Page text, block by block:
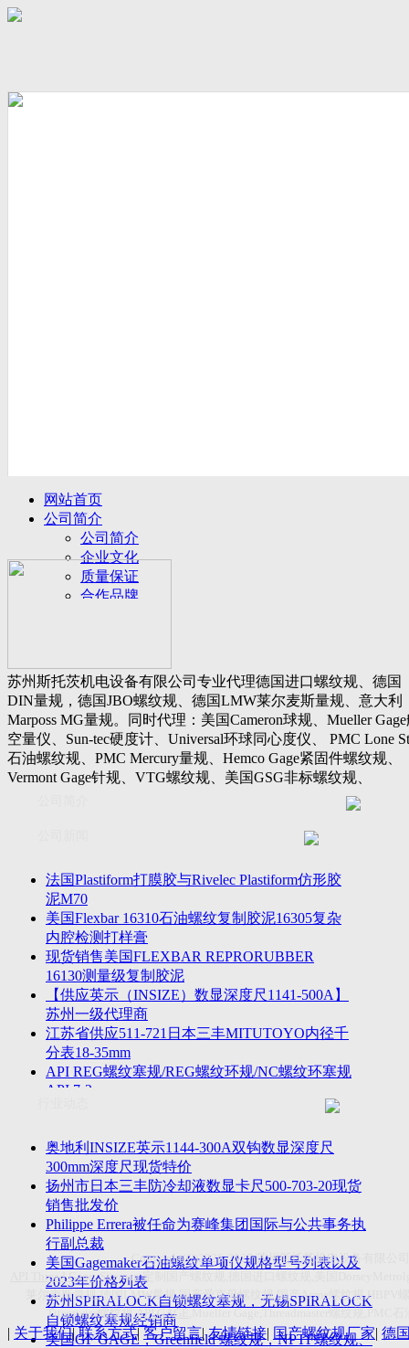
网站首页
公司简介
公司简介
企业文化
质量保证
合作品牌
公司新闻
行业动态
设备展厅
资料下载
视频下载
资料下载
软件下载
苏州斯托茨机电设备有限公司专业代理德国进口螺纹规、德国
DIN量规，德国JBO螺纹规、德国LMW莱尔麦斯量规、意大利
Marposs MG量规。同时代理：美国Cameron球规、Mueller
空量仪、Sun-tec硬度计、Universal环球同心度仪、 PMC Lone
石油螺纹规、PMC Mercury量规、Hemco Gage紧固件螺纹规、
Vermont Gage针规、VTG螺纹规、美国GSG非标螺纹规、
Threadcheck航空螺纹规、 Westport医疗螺纹规、英国
惠氏螺纹规、Tru-thread石油螺纹规、美国Gagemaker单项仪，
士TESA测高仪、德国Mahr马尔粗糙度仪、数显深度尺、东精
影像仪、英国Zodiac gauge、英国Original Gauge螺纹规等。
法国Plastiform打膜胶与Rivelec Plastiform仿形胶
泥M70
美国Flexbar 16310石油螺纹复制胶泥16305复杂
内腔检测打样膏
现货销售美国FLEXBAR REPRORUBBER
16130测量级复制胶泥
【供应英示（INSIZE）数显深度尺1141-500A】
苏州一级代理商
江苏省供应511-721日本三丰MITUTOYO内径千
分表18-35mm
API REG螺纹塞规/REG螺纹环规/NC螺纹环塞规
API 7-2
苏州市万濠卧式投影仪CPJ-3020W/CPJ-4025W代
美国B2段差尺/间隙段差尺GAPSG/NMSG/GRIP-
004/CFM-095代理商
2023年美国Universal Punch圆度仪价格表，国产
定制跳动量仪
波音一季度营收增近三成超预期，近五年季度交
付数量首超空客
奥地利INSIZE英示1144-300A双钩数显深度尺
300mm深度尺现货特价
扬州市日本三丰防冷却液数显卡尺500-703-20现货
销售批发价
Philippe Errera被任命为赛峰集团国际与公共事务执
行副总裁
美国Gagemaker石油螺纹单项仪规格型号列表以及
2023年价格列表
苏州SPIRALOCK自锁螺纹塞规，无锡SPIRALOCK
自锁螺纹塞规经销商
美国GF GAGE，Greenfield 螺纹规，NPTF螺纹规、
Copyright(C)2026-2027苏州斯托茨机电设备有限公司
API Thread Gage, Sitemap,定制国产螺纹规
莱尔麦斯量规,德国 LMW量规,国产爱克母螺纹规 ,国产Acme 螺纹规,HBPV
Titecswiss螺纹规 ,API GAGE
| 关于我们|联系方式| 客户留言|友情链接| 国产螺纹规厂家| 德